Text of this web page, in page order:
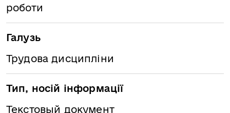
роботи
Галузь
Трудова дисципліни
Тип, носій інформації
Текстовый документ